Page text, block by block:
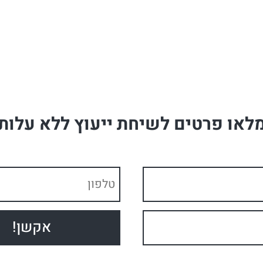
פרטים לשיחת ייעוץ ללא